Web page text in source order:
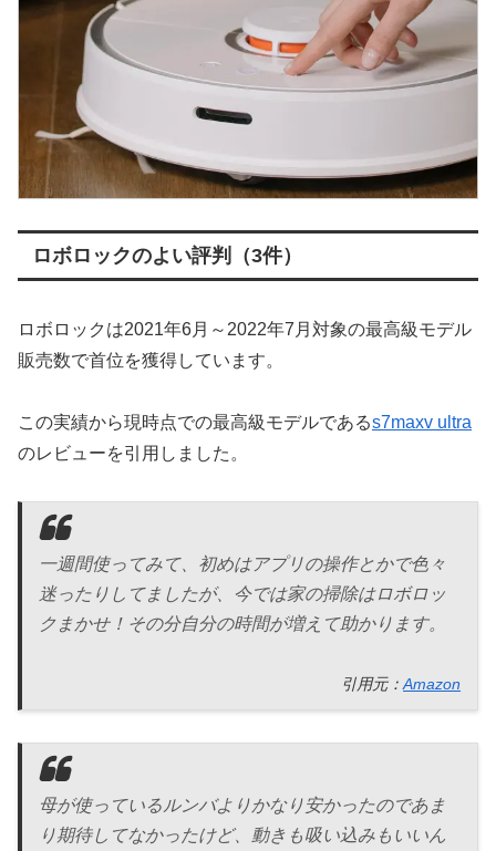
ロボロックのよい評判（3件）
ロボロックは2021年6月～2022年7月対象の最高級モデル
販売数で首位を獲得しています。
この実績から現時点での最高級モデルであるs7maxv ultra
のレビューを引用しました。
一週間使ってみて、初めはアプリの操作とかで色々
迷ったりしてましたが、今では家の掃除はロボロッ
クまかせ！その分自分の時間が増えて助かります。
引用元： Amazon
母が使っているルンバよりかなり安かったのであま
り期待してなかったけど、動きも吸い込みもいいん